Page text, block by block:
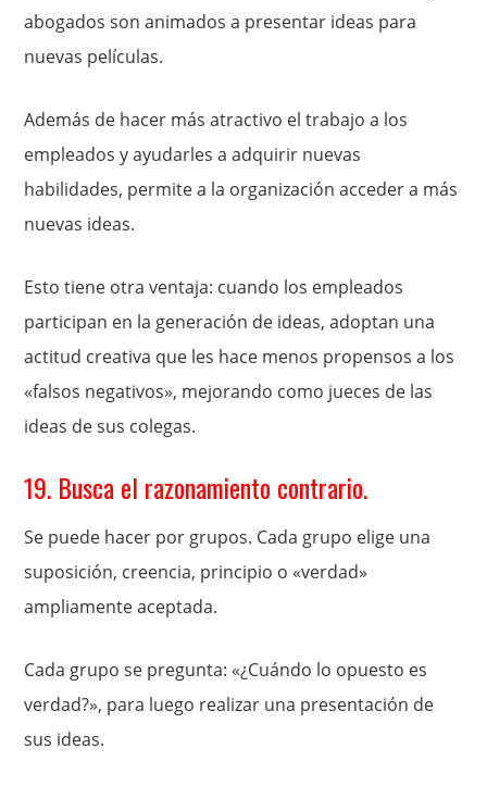
abogados son animados a presentar ideas para
nuevas películas.
Además de hacer más atractivo el trabajo a los
empleados y ayudarles a adquirir nuevas
habilidades, permite a la organización acceder a más
nuevas ideas.
Esto tiene otra ventaja: cuando los empleados
participan en la generación de ideas, adoptan una
actitud creativa que les hace menos propensos a los
«falsos negativos», mejorando como jueces de las
ideas de sus colegas.
19. Busca el razonamiento contrario.
Se puede hacer por grupos. Cada grupo elige una
suposición, creencia, principio o «verdad»
ampliamente aceptada.
Cada grupo se pregunta: «¿Cuándo lo opuesto es
verdad?», para luego realizar una presentación de
sus ideas.